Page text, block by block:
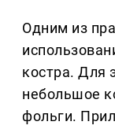
Одним из
костра. Для
небольшое
фольги.